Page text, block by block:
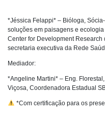
*Jéssica Felappi* – Bióloga,
soluções em paisagens e
Center for Development
secretaria executiva da Rede
Mediador:
*Angeline Martini* – Eng.
Viçosa, Coordenadora Estadual
*Com certificação para os